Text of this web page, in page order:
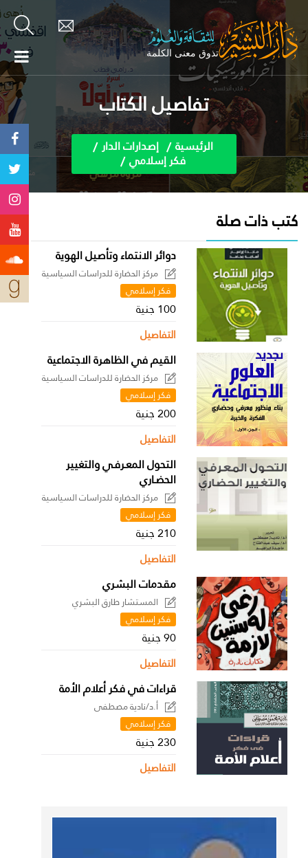
تفاصيل الكتاب
الرئيسية إصدارات الدار
فكر إسلامي
كتب ذات صلة
دوائر الانتماء وتأصيل الهوية
مركز الحضارة للدراسات السياسية
فكر إسلامي
100 جنية
التفاصيل
القيم في الظاهرة الاجتماعية
مركز الحضارة للدراسات السياسية
فكر إسلامي
200 جنية
التفاصيل
التحول المعـرفـي والتغيير
الحضـاري
مركز الحضارة للدراسات السياسية
فكر إسلامي
210 جنية
التفاصيل
مقدمات البشري
المستشار طارق البشري
فكر إسلامي
90 جنية
التفاصيل
قراءات في فكر أعلام الأمة
أ.د/نادية مصطفى
فكر إسلامي
230 جنية
التفاصيل